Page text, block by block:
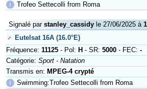
ℹ
Trofeo Settecolli from Roma
Signalé par stanley_cassidyle 27/06/2025 à
Eutelsat 16A (16.0°E)
Fréquence: 11125- Pol: H - SR: 5000- FEC: -
Catégorie: Sport - Natation
Transmis en: MPEG-4 crypté
ℹ
Swimming:Trofeo Settecolli from Roma